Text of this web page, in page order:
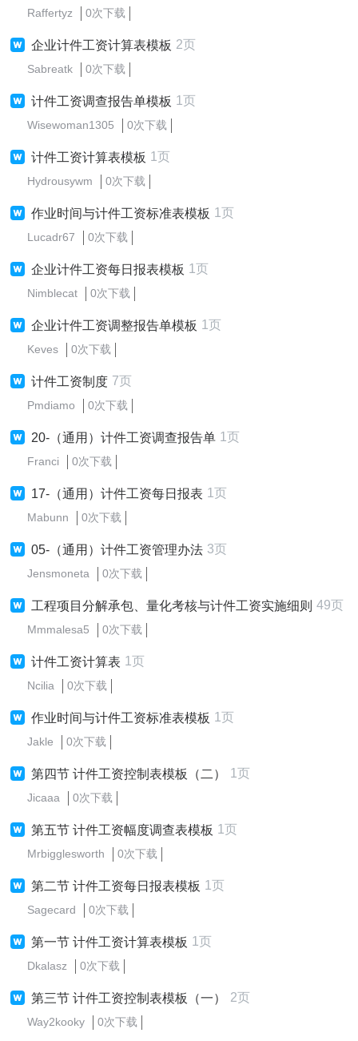
Raffertyz 0次下载
企业计件工资计算表模板 2页
Sabreatk 0次下载
计件工资调查报告单模板 1页
Wisewoman1305 0次下载
计件工资计算表模板 1页
Hydrousywm 0次下载
作业时间与计件工资标准表模板 1页
Lucadr67 0次下载
企业计件工资每日报表模板 1页
Nimblecat 0次下载
企业计件工资调整报告单模板 1页
Keves 0次下载
计件工资制度 7页
Pmdiamo 0次下载
20-（通用）计件工资调查报告单 1页
Franci 0次下载
17-（通用）计件工资每日报表 1页
Mabunn 0次下载
05-（通用）计件工资管理办法 3页
Jensmoneta 0次下载
工程项目分解承包、量化考核与计件工资实施细则 49页
Mmmalesa5 0次下载
计件工资计算表 1页
Ncilia 0次下载
作业时间与计件工资标准表模板 1页
Jakle 0次下载
第四节 计件工资控制表模板（二） 1页
Jicaaa 0次下载
第五节 计件工资幅度调查表模板 1页
Mrbigglesworth 0次下载
第二节 计件工资每日报表模板 1页
Sagecard 0次下载
第一节 计件工资计算表模板 1页
Dkalasz 0次下载
第三节 计件工资控制表模板（一） 2页
Way2kooky 0次下载